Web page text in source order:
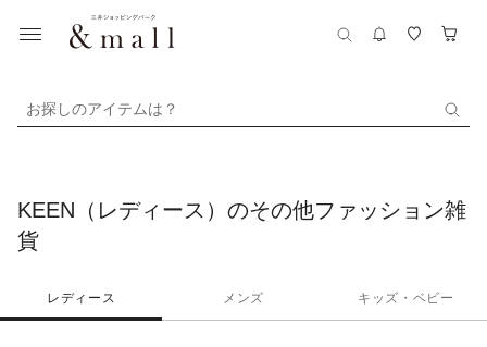
お探しのアイテムは？
KEEN（レディース）のその他ファッション雑
貨
レディース メンズ キッズ・ベビー